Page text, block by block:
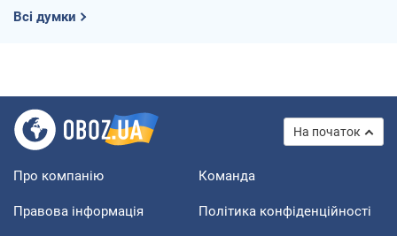
Всі думки
На початок
Про компанію Команда
Правова інформація Політика конфіденційності